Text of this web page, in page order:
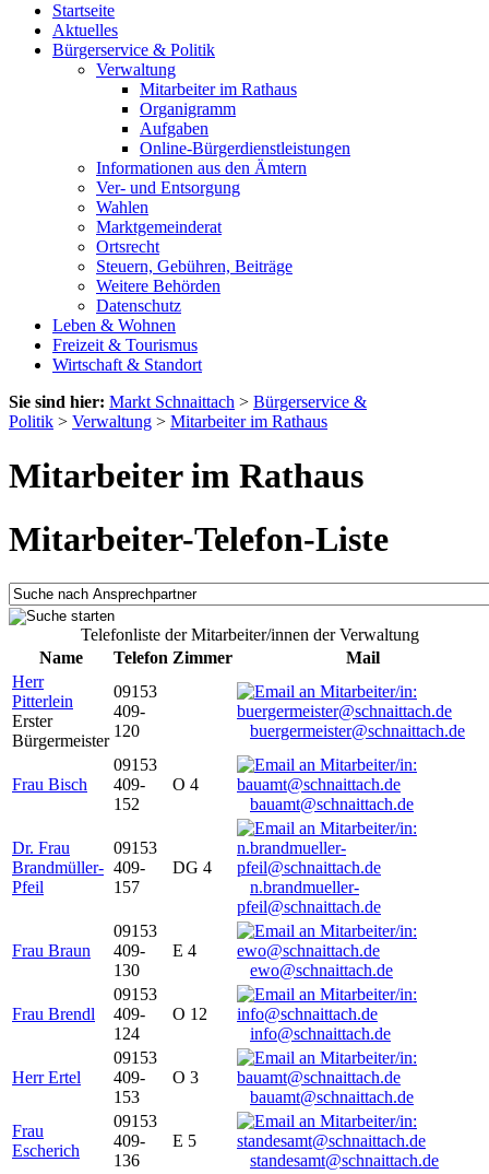
Startseite
Aktuelles
Bürgerservice & Politik
Verwaltung
Mitarbeiter im Rathaus
Organigramm
Aufgaben
Online-Bürgerdienstleistungen
Informationen aus den Ämtern
Ver- und Entsorgung
Wahlen
Marktgemeinderat
Ortsrecht
Steuern, Gebühren, Beiträge
Weitere Behörden
Datenschutz
Leben & Wohnen
Freizeit & Tourismus
Wirtschaft & Standort
Sie sind hier: Markt Schnaittach > Bürgerservice &
Politik > Verwaltung > Mitarbeiter im Rathaus
Mitarbeiter im Rathaus
Mitarbeiter-Telefon-Liste
Telefonliste der Mitarbeiter/innen der Verwaltung
Name
Telefon Zimmer
Mail
Herr
Pitterlein
Erster
Bürgermeister
09153
409-
120
buergermeister@schnaittach.de
Frau Bisch
09153
409-
152
O 4
bauamt@schnaittach.de
Dr. Frau
Brandmüller-
Pfeil
09153
409-
157
DG 4
n.brandmueller-
pfeil@schnaittach.de
Frau Braun
09153
409-
130
E 4
ewo@schnaittach.de
Frau Brendl
09153
409-
124
O 12
info@schnaittach.de
Herr Ertel
09153
409-
153
O 3
bauamt@schnaittach.de
Frau
Escherich
09153
409-
136
E 5
standesamt@schnaittach.de